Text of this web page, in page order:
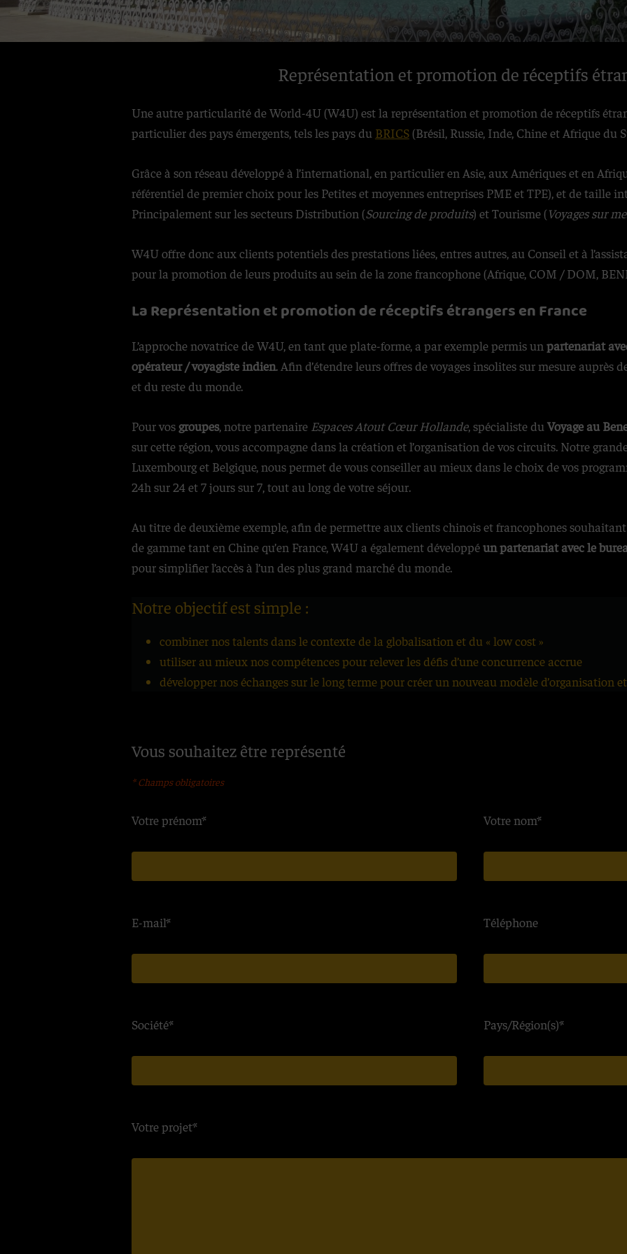
Représentation et promotion de réceptifs
Une autre particularité de World-4U (W4U) est la représentation et promotion de réceptifs
particulier des pays émergents, tels les pays du BRICS(Brésil, Russie, Inde, Chine et Afrique du
Grâce à son réseau développé à l’international, en particulier en Asie, aux Amériques et en
référentiel de premier choix pour les Petites et moyennes entreprises PME et TPE), et de taille
Principalement sur les secteurs Distribution (Sourcing de produits) et Tourisme (Voyages sur
W4U offre donc aux clients potentiels des prestations liées, entres autres, au Conseil et à
pour la promotion de leurs produits au sein de la zone francophone (Afrique, COM / DOM,
La Représentation et promotion de réceptifs étrangers en France
L’approche novatrice de W4U, en tant que plate-forme, a par exemple permis un partenariat
opérateur / voyagiste indien. Afin d’étendre leurs offres de voyages insolites sur mesure auprès
et du reste du monde.
Pour vosgroupes, notre partenaire Espaces Atout Cœur Hollande, spécialiste du Voyage au
sur cette région, vous accompagne dans la création et l’organisation de vos circuits. Notre
Luxembourg et Belgique, nous permet de vous conseiller au mieux dans le choix de vos
24h sur 24 et 7 jours sur 7, tout au long de votre séjour.
Au titre de deuxième exemple, afin de permettre aux clients chinois et francophones souhaitant
de gamme tant en Chine qu’en France, W4U a également développéun partenariat avec le
pour simplifier l’accès à l’un des plus grand marché du monde.
Notre objectif est simple :
combiner nos talents dans le contexte de la globalisation et du « low cost »
utiliser au mieux nos compétences pour relever les défis d’une concurrence accrue
développer nos échanges sur le long terme pour créer un nouveau modèle d’organisation
Vous souhaitez être représenté
* Champs obligatoires
Votre prénom* Votre nom*
E-mail* Téléphone
Société* Pays/Région(s)*
Votre projet*